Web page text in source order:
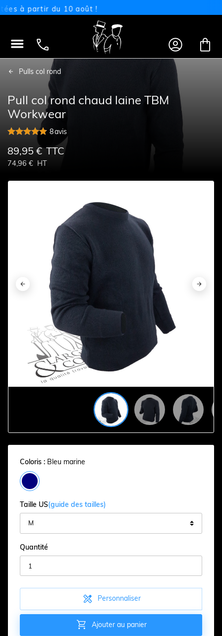
à partir du 10 août !
   
Pulls col rond
Pull col rond chaud laine TBM
Workwear
8avis
89,95 € TTC
74,96 € HT
 
 
 
 
 
 
 
Coloris : Bleu marine
Taille US(guide des tailles)
Quantité
 Personnaliser
 Ajouter au panier